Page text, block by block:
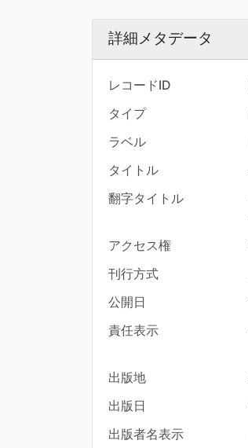
詳細メタデータ
レコードID
タイプ
ラベル
タイトル
翻字タイトル
アクセス権
刊行方式
公開日
責任表示
出版地
出版日
出版者名表示